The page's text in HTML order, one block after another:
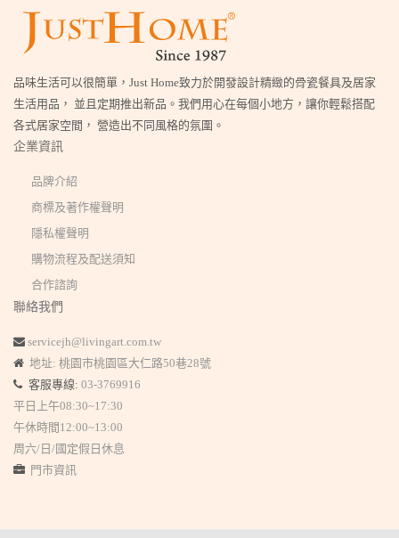
品味生活可以很簡單，Just Home致力於開發設計精緻的骨瓷餐具及居家
生活用品， 並且定期推出新品。我們用心在每個小地方，讓你輕鬆搭配
各式居家空間， 營造出不同風格的氛圍。
企業資訊
品牌介紹
商標及著作權聲明
隱私權聲明
購物流程及配送須知
合作諮詢
聯絡我們
servicejh@livingart.com.tw
地址: 桃園市桃園區大仁路50巷28號
客服專線: 03-3769916
平日上午08:30~17:30
午休時間12:00~13:00
周六/日/國定假日休息
門市資訊